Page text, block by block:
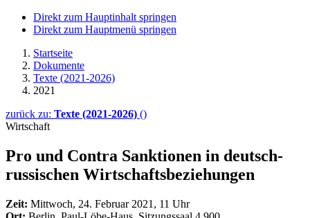
Direkt zum Hauptinhalt springen
Direkt zum Hauptmenü springen
Startseite
Dokumente
Texte (2021-2026)
2021
zurück zu: Texte (2021-2026) ()
Wirtschaft
Pro und Contra Sank­tionen in deutsch-
russi­schen Wirt­schafts­beziehungen
Zeit: Mittwoch, 24. Februar 2021, 11 Uhr